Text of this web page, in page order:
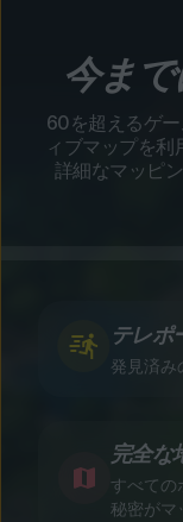
今ま
60を超えるゲ
ィブマップを
詳細なマッピ
テレポ
発見済み
完全な
すべての
秘密がマ